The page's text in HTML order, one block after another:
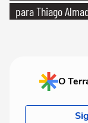
para Thiago
O